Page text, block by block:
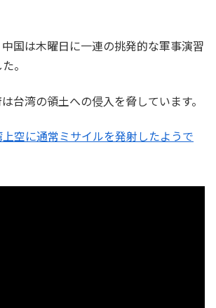
国は木曜日に一連の挑発的な軍事演習
。
台湾の領土への侵入を脅しています。
空に通常ミサイルを発射したようで